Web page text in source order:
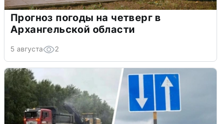
Прогноз погоды на четверг в
Архангельской области
5 августа 2